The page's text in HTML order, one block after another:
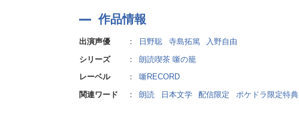
作品情報
出演声優 ： 日野聡 寺島拓篤
入野自由
シリーズ
：
朗読喫茶 噺の籠
レーベル
：
噺RECORD
関連ワード
： 朗読 日本文学 配信限定 ポケドラ限定特典